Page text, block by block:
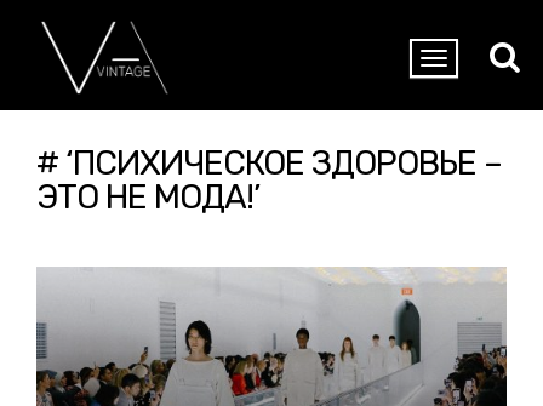
# ‘ПСИХИЧЕСКОЕ ЗДОРОВЬЕ –
ЭТО НЕ МОДА!’